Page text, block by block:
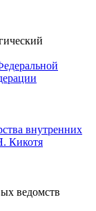
внутренних
Кикотя
ведомств